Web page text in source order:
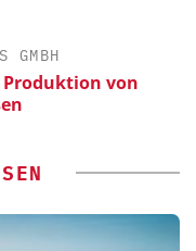
GMBH
von